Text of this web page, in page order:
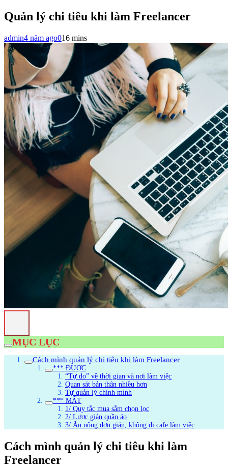
Quản lý chi tiêu khi làm Freelancer
admin4 năm ago016 mins
MỤC LỤC
Cách mình quản lý chi tiêu khi làm Freelancer
*** ĐƯỢC
“Tự do” về thời gian và nơi làm việc
Quan sát bản thân nhiều hơn
Tự quản lý chính mình
*** MẤT
1/ Quy tắc mua sắm chọn lọc
2/ Lược giản quần áo
3/ Ăn uống đơn giản, không đi cafe làm việc
Cách mình quản lý chi tiêu khi làm
Freelancer